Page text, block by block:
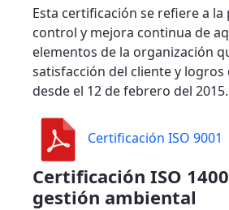
Esta certificación se refiere a la
control y mejora continua de
elementos de la organización
satisfacción del cliente y logros
desde el 12 de febrero del 2015.
Certificación ISO 9001
Certificación ISO
gestión ambiental